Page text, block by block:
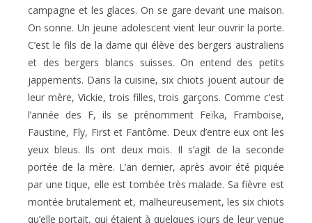
campagne et les glaces. On se gare devant une maison.
On sonne. Un jeune adolescent vient leur ouvrir la porte.
C’est le fils de la dame qui élève des bergers australiens
et des bergers blancs suisses. On entend des petits
jappements. Dans la cuisine, six chiots jouent autour de
leur mère, Vickie, trois filles, trois garçons. Comme c’est
l’année des F, ils se prénomment Feïka, Framboise,
Faustine, Fly, First et Fantôme. Deux d’entre eux ont les
yeux bleus. Ils ont deux mois. Il s’agit de la seconde
portée de la mère. L’an dernier, après avoir été piquée
par une tique, elle est tombée très malade. Sa fièvre est
montée brutalement et, malheureusement, les six chiots
qu’elle portait, qui étaient à quelques jours de leur venue